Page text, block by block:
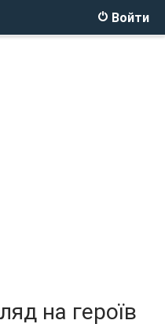
Войти
на героїв